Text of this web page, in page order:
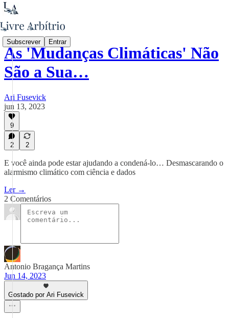
Subscrever Entrar
As 'Mudanças Climáticas' Não
São a Sua…
Ari Fusevick
jun 13, 2023
9
2 2
E você ainda pode estar ajudando a condená-lo… Desmascarando o
alarmismo climático com ciência e dados
Ler →
2 Comentários
Antonio Bragança Martins
Jun 14, 2023
Gostado por Ari Fusevick